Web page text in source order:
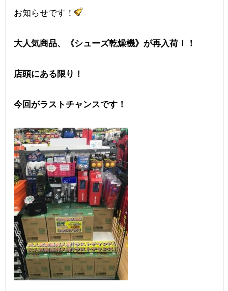
お知らせです！
大人気商品、《シューズ乾燥機》が再入荷！！
店頭にある限り！
今回がラストチャンスです！